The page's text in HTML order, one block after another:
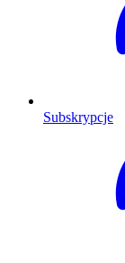
Subskrypcje